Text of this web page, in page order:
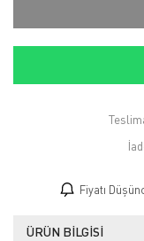
Fiyatı
ÜRÜN BILGISI